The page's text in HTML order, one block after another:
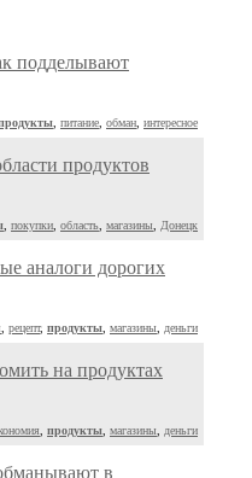
подделывают
питание обман интересное
продуктов
покупки область магазины Донецк
аналоги дорогих
рецепт, продукты магазины деньги
на продуктах
продукты магазины деньги
в